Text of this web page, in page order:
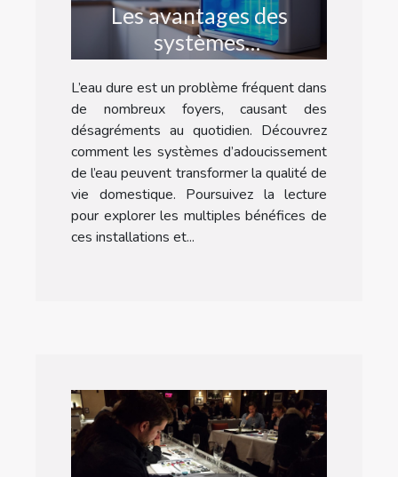
Les avantages des
systèmes
d'adoucissement de l'eau
pour la maison
L’eau dure est un problème fréquent dans
de nombreux foyers, causant des
désagréments au quotidien. Découvrez
comment les systèmes d’adoucissement
de l’eau peuvent transformer la qualité de
vie domestique. Poursuivez la lecture
pour explorer les multiples bénéfices de
ces installations et...